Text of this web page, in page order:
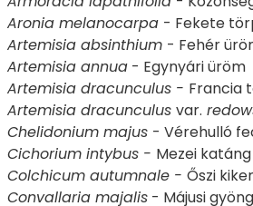
Aronia melanocarpa - Fekete
Artemisia absinthium - Fehér
Artemisia annua - Egynyári üröm
Artemisia dracunculus - Francia
Artemisia dracunculus var.
Chelidonium majus - Vérehulló
Cichorium intybus - Mezei katáng
Colchicum autumnale - Őszi
Convallaria majalis - Májusi